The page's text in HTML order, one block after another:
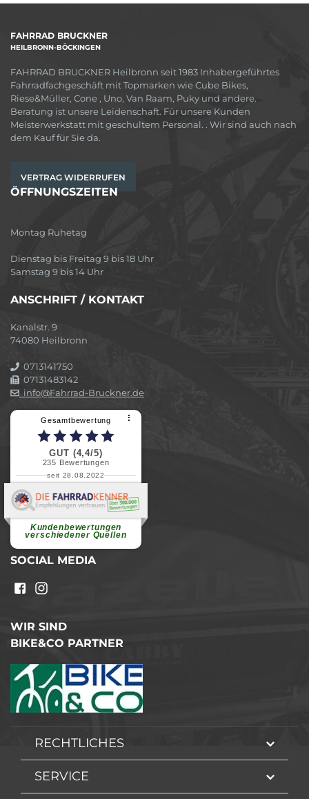
FAHRRAD BRUCKNER
HEILBRONN-BÖCKINGEN
FAHRRAD BRUCKNER Heilbronn seit 1983 Inhabergeführtes
Fahrradfachgeschäft mit Topmarken wie Cube Bikes,
Riese&Müller, Cone , Uno, Van Raam, Puky und andere.
Beratung ist unsere Leidenschaft. Für unsere Kunden
Meisterwerkstatt mit geschultem Personal. . Wir sind auch nach
dem Kauf für Sie da.
VERTRAG WIDERRUFEN
ÖFFNUNGSZEITEN
Montag Ruhetag
Dienstag bis Freitag 9 bis 18 Uhr
Samstag 9 bis 14 Uhr
ANSCHRIFT / KONTAKT
Kanalstr. 9
74080 Heilbronn
0713141750
07131483142
info@Fahrrad-Bruckner.de
Gesamtbewertung ⠇
GUT (4,4/5)
235 Bewertungen
seit 28.08.2022
Kundenbewertungen
verschiedener Quellen
Elvira B.
Superschnelle und freundliche
weiterlesen
SOCIAL MEDIA
WIR SIND
BIKE&CO PARTNER
RECHTLICHES
SERVICE